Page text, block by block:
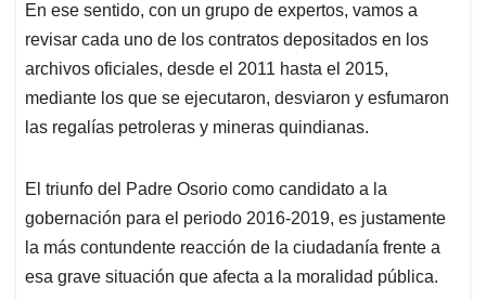
En ese sentido, con un grupo de expertos, vamos a
revisar cada uno de los contratos depositados en los
archivos oficiales, desde el 2011 hasta el 2015,
mediante los que se ejecutaron, desviaron y esfumaron
las regalías petroleras y mineras quindianas.
El triunfo del Padre Osorio como candidato a la
gobernación para el periodo 2016-2019, es justamente
la más contundente reacción de la ciudadanía frente a
esa grave situación que afecta a la moralidad pública.